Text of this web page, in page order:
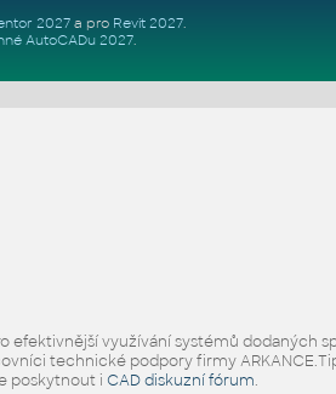
2027a pro Revit 2027.
AutoCADu 2027.
využívání systémů dodaných
technické podpory firmy
poskytnout i CAD diskuzní fórum.